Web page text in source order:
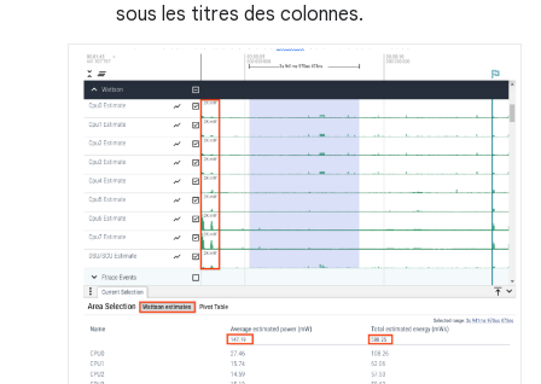
sous les titres des colonnes.